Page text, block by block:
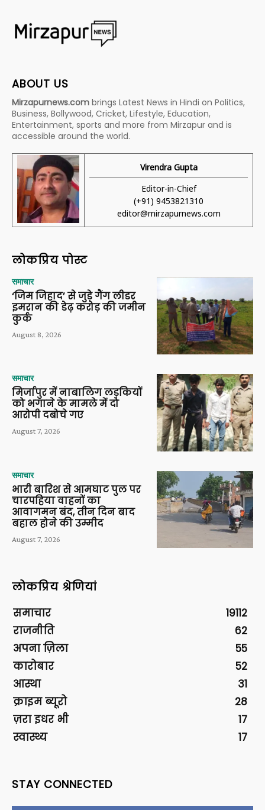
ABOUT US
Mirzapurnews.com brings Latest News in Hindi on Politics,
Business, Bollywood, Cricket, Lifestyle, Education,
Entertainment, sports and more from Mirzapur and is
accessible around the world.
Virendra Gupta
Editor-in-Chief
(+91) 9453821310
editor@mirzapurnews.com
लोकप्रिय पोस्ट
समाचार
‘जिम जिहाद’ से जुड़े गैंग लीडर
इमरान की डेढ़ करोड़ की जमीन
कुर्क
August 8, 2026
समाचार
मिर्जापुर में नाबालिग लड़कियों
को भगाने के मामले में दो
आरोपी दबोचे गए
August 7, 2026
समाचार
भारी बारिश से आमघाट पुल पर
चारपहिया वाहनों का
आवागमन बंद, तीन दिन बाद
बहाल होने की उम्मीद
August 7, 2026
लोकप्रिय श्रेणियां
समाचार
19112
राजनीति
62
अपना ज़िला
55
कारोबार
52
आस्था
31
क्राइम ब्यूरो
28
ज़रा इधर भी
17
स्वास्थ्य
17
STAY CONNECTED